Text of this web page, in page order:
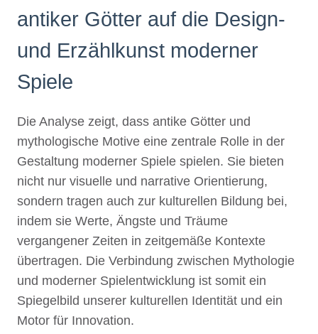
antiker Götter auf die Design-
und Erzählkunst moderner
Spiele
Die Analyse zeigt, dass antike Götter und
mythologische Motive eine zentrale Rolle in der
Gestaltung moderner Spiele spielen. Sie bieten
nicht nur visuelle und narrative Orientierung,
sondern tragen auch zur kulturellen Bildung bei,
indem sie Werte, Ängste und Träume
vergangener Zeiten in zeitgemäße Kontexte
übertragen. Die Verbindung zwischen Mythologie
und moderner Spielentwicklung ist somit ein
Spiegelbild unserer kulturellen Identität und ein
Motor für Innovation.